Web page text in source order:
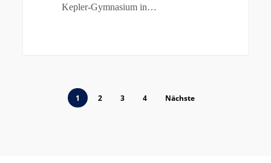
Kepler-Gymnasium in…
1 2 3 4 Nächste